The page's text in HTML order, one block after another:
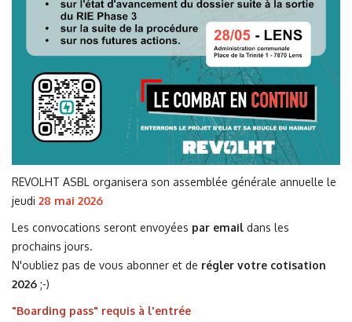
REVOLHT ASBL organisera son assemblée générale annuelle le
jeudi 28 mai 2026
Les convocations seront envoyées par email dans les
prochains jours.
N'oubliez pas de vous abonner et de régler votre cotisation
2026 ;-)
"Boarding pass" requis à l'entrée